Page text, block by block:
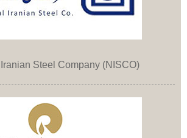
Steel Company (NISCO)